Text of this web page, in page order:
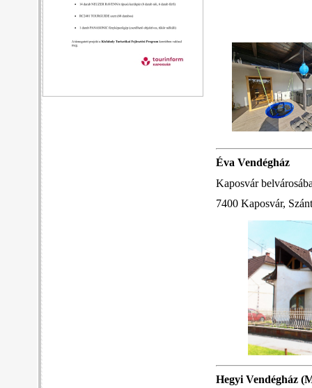
Éva Vendégház
Kaposvár
7400 Kaposvár,
Hegyi Vendégház